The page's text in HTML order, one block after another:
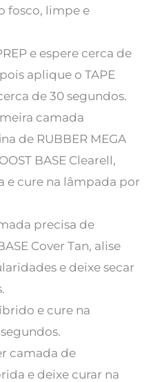
fosco, limpe e
e espere cerca de
aplique o TAPE
de 30 segundos.
camada
de RUBBER MEGA
BASE Clearell,
e cure na lâmpada por
precisa de
Cover Tan, alise
e deixe secar
e cure na
camada de
e deixe curar na